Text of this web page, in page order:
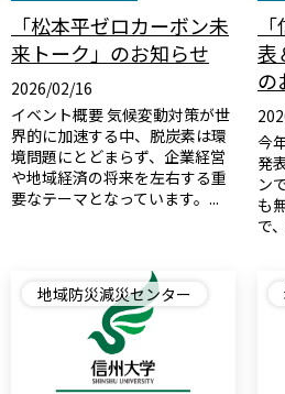
「松本平ゼロカーボン未
来トーク」のお知らせ
2026/02/16
イベント概要 気候変動対策が世
界的に加速する中、脱炭素は環
境問題にとどまらず、企業経営
や地域経済の将来を左右する重
要なテーマとなっています。...
表
の
今
発
ン
も
で
地域防災減災センター